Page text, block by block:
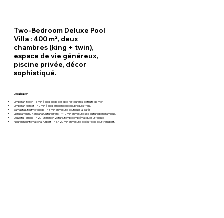
Two-Bedroom Deluxe Pool
Villa : 400 m², deux
chambres (king + twin),
espace de vie généreux,
piscine privée, décor
sophistiqué.
Localisation
Jimbaran Beach – 1 min à pied, plage de sable, restaurants de fruits de mer.
Jimbaran Market – ~9 min à pied, ambiance locale, produits frais.
Samasta Lifestyle Village – ~3 min en voiture, boutiques & cafés.
Garuda Wisnu Kencana Cultural Park – ~10 min en voiture, site culturel panoramique.
Uluwatu Temple – ~20-25 min en voiture, temple emblématique sur falaise.
Ngurah Rai International Airport – ~17-20 min en voiture, accès facile pour transport.